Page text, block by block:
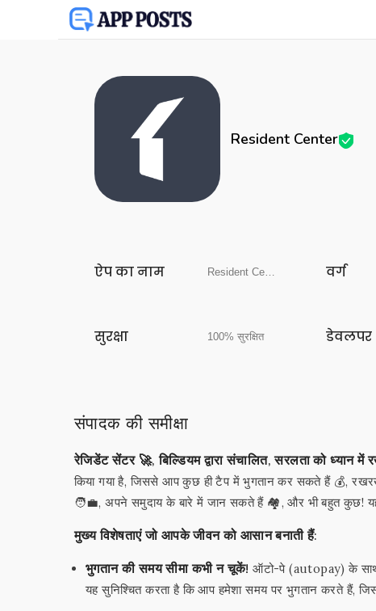
Resident Center
ऐप का नाम Resident Center वर्ग
सुरक्षा 100% सुरक्षित डेवलपर
संपादक की समीक्षा
रेजिडेंट सेंटर 🚀, बिल्डियम द्वारा संचालित, सरलता को ध्यान में
किया गया है, जिससे आप कुछ ही टैप में भुगतान कर सकते हैं 💰,
🧑‍💼, अपने समुदाय के बारे में जान सकते हैं 🏘️, और भी बहुत कुछ!
मुख्य विशेषताएं जो आपके जीवन को आसान बनाती हैं:
भुगतान की समय सीमा कभी न चूकें! ऑटो-पे (autopay) के
यह सुनिश्चित करता है कि आप हमेशा समय पर भुगतान करते हैं,